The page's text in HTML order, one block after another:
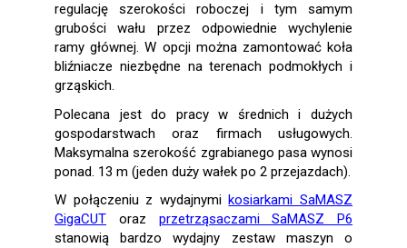
regulację szerokości roboczej i tym samym
grubości wału przez odpowiednie wychylenie
ramy głównej. W opcji można zamontować koła
bliźniacze niezbędne na terenach podmokłych i
grząskich.
Polecana jest do pracy w średnich i dużych
gospodarstwach oraz firmach usługowych.
Maksymalna szerokość zgrabianego pasa wynosi
ponad. 13 m (jeden duży wałek po 2 przejazdach).
W połączeniu z wydajnymikosiarkami SaMASZ
GigaCUT oraz przetrząsaczami SaMASZ P6
stanowią bardzo wydajny zestaw maszyn o